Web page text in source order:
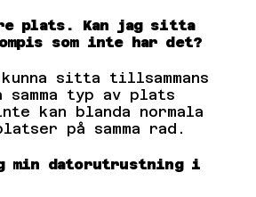
plats. Kan jag sitta
som inte har det?
sitta tillsammans
samma typ av plats
kan blanda normala
på samma rad.
min datorutrustning i